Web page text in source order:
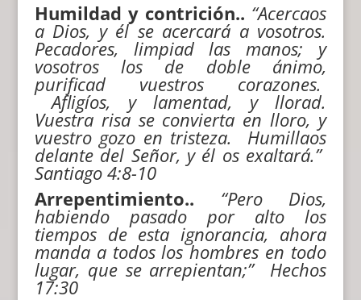
Humildad y contrición.. “Acercaos
a Dios, y él se acercará a vosotros.
Pecadores, limpiad las manos; y
vosotros los de doble ánimo,
purificad vuestros corazones.
Afligíos, y lamentad, y llorad.
Vuestra risa se convierta en lloro, y
vuestro gozo en tristeza. Humillaos
delante del Señor, y él os exaltará.”
Santiago4:8-10
Arrepentimiento.. “Pero Dios,
habiendo pasado por alto los
tiempos de esta ignorancia, ahora
manda a todos los hombres en todo
lugar, que se arrepientan;” Hechos
17:30